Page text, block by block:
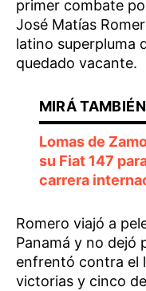
primer combate
José Matías
latino superpluma
quedado vacante.
Lomas de
su Fiat 147
carrera
Romero viajó a
Panamá y no dejó
enfrentó contra el
victorias y cinco